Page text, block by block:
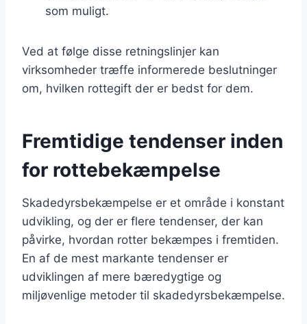
som muligt.
Ved at følge disse retningslinjer kan
virksomheder træffe informerede beslutninger
om, hvilken rottegift der er bedst for dem.
Fremtidige tendenser inden
for rottebekæmpelse
Skadedyrsbekæmpelse er et område i konstant
udvikling, og der er flere tendenser, der kan
påvirke, hvordan rotter bekæmpes i fremtiden.
En af de mest markante tendenser er
udviklingen af mere bæredygtige og
miljøvenlige metoder til skadedyrsbekæmpelse.